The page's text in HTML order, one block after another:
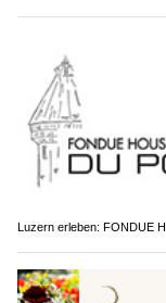
Luzern erleben: FONDUE